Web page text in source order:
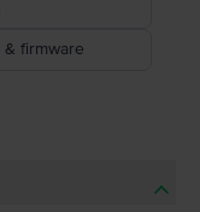
& firmware